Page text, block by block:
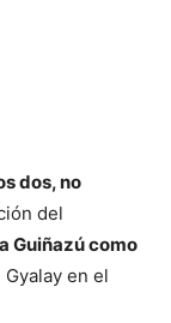
dos, no
del
Guiñazú como
en el